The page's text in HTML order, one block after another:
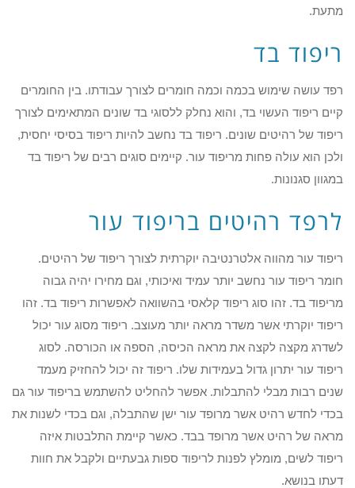
מתעת.
ריפוד בד
רפד עושה שימוש בכמה וכמה חומרים לצורך עבודתו. בין החומרים
קיים ריפוד העשוי בד, והוא נחלק ללסוגי בד שונים המתאימים לצורך
ריפוד של רהיטים שונים. ריפוד בד נחשב להיות ריפוד בסיסי יחסית,
ולכן הוא עולה פחות מריפוד עור. קיימים סוגים רבים של ריפוד בד
במגוון סגנונות.
לרפד רהיטים בריפוד עור
ריפוד עור מהווה אלטרנטיבה יוקרתית לצורך ריפוד של רהיטים.
חומר ריפוד עור נחשב יותר עמיד ואיכותי, וגם מחירו יהיה גבוה
מריפוד בד. זהו סוג ריפוד קלאסי בהשוואה לאפשרות ריפוד בד. זהו
ריפוד יוקרתי אשר משדר מראה יותר מעוצב. ריפוד מסוג עור יכול
לשדרג מקצה לקצה את מראה הכיסה, הספה או הכורסה. לסוג
ריפוד עור יתרון גדול בעמידות שלו. ריפוד זה יכול להחזיק מעמד
שנים רבות מבלי להתבלות. אפשר להחליט להשתמש בריפוד עור גם
בכדי לחדש רהיט אשר מרופד עור ישן שהתבלה, וגם בכדי לשנות את
מראה של רהיט אשר מרופד בבד. כאשר קיימת התלבטות איזה
ריפוד לשים, מומלץ לפנות לריפוד ספות גבעתיים ולקבל את חוות
דעתו בנושא.